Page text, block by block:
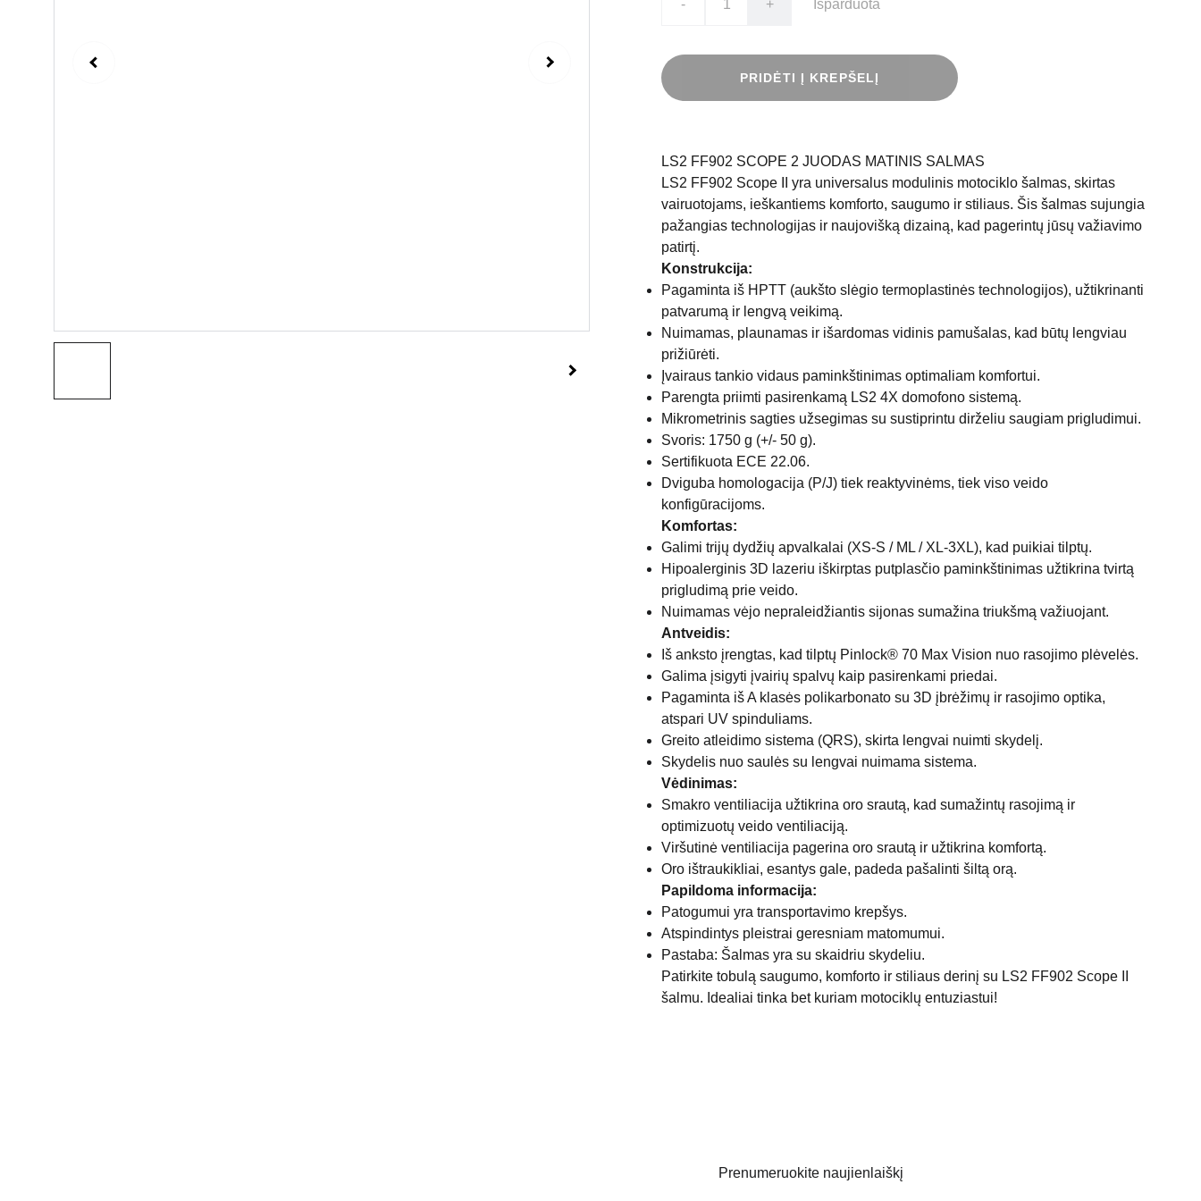
- + Išparduota
PRIDĖTI Į KREPŠELĮ
LS2 FF902 SCOPE 2 JUODAS MATINIS SALMAS
LS2 FF902 Scope II yra universalus modulinis motociklo šalmas, skirtas
vairuotojams, ieškantiems komforto, saugumo ir stiliaus. Šis šalmas sujungia
pažangias technologijas ir naujovišką dizainą, kad pagerintų jūsų važiavimo
patirtį.
Konstrukcija:
Pagaminta iš HPTT (aukšto slėgio termoplastinės technologijos), užtikrinanti
patvarumą ir lengvą veikimą.
Nuimamas, plaunamas ir išardomas vidinis pamušalas, kad būtų lengviau
prižiūrėti.
Įvairaus tankio vidaus paminkštinimas optimaliam komfortui.
Parengta priimti pasirenkamą LS2 4X domofono sistemą.
Mikrometrinis sagties užsegimas su sustiprintu dirželiu saugiam prigludimui.
Svoris: 1750 g (+/- 50 g).
Sertifikuota ECE 22.06.
Dviguba homologacija (P/J) tiek reaktyvinėms, tiek viso veido
konfigūracijoms.
Komfortas:
Galimi trijų dydžių apvalkalai (XS-S / ML / XL-3XL), kad puikiai tilptų.
Hipoalerginis 3D lazeriu iškirptas putplasčio paminkštinimas užtikrina tvirtą
prigludimą prie veido.
Nuimamas vėjo nepraleidžiantis sijonas sumažina triukšmą važiuojant.
Antveidis:
Iš anksto įrengtas, kad tilptų Pinlock® 70 Max Vision nuo rasojimo plėvelės.
Galima įsigyti įvairių spalvų kaip pasirenkami priedai.
Pagaminta iš A klasės polikarbonato su 3D įbrėžimų ir rasojimo optika,
atspari UV spinduliams.
Greito atleidimo sistema (QRS), skirta lengvai nuimti skydelį.
Skydelis nuo saulės su lengvai nuimama sistema.
Vėdinimas:
Smakro ventiliacija užtikrina oro srautą, kad sumažintų rasojimą ir
optimizuotų veido ventiliaciją.
Viršutinė ventiliacija pagerina oro srautą ir užtikrina komfortą.
Oro ištraukikliai, esantys gale, padeda pašalinti šiltą orą.
Papildoma informacija:
Patogumui yra transportavimo krepšys.
Atspindintys pleistrai geresniam matomumui.
Pastaba: Šalmas yra su skaidriu skydeliu.
Patirkite tobulą saugumo, komforto ir stiliaus derinį su LS2 FF902 Scope II
šalmu. Idealiai tinka bet kuriam motociklų entuziastui!
Prenumeruokite naujienlaiškį